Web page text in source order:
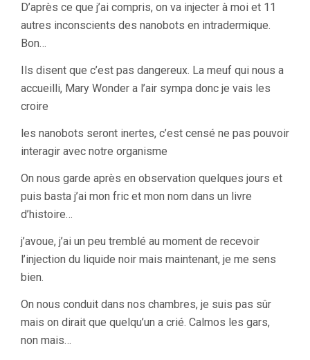
D’après ce que j’ai compris, on va injecter à moi et 11
autres inconscients des nanobots en intradermique.
Bon…
Ils disent que c’est pas dangereux. La meuf qui nous a
accueilli, Mary Wonder a l’air sympa donc je vais les
croire
les nanobots seront inertes, c’est censé ne pas pouvoir
interagir avec notre organisme
On nous garde après en observation quelques jours et
puis basta j’ai mon fric et mon nom dans un livre
d’histoire…
j’avoue, j’ai un peu tremblé au moment de recevoir
l’injection du liquide noir mais maintenant, je me sens
bien.
On nous conduit dans nos chambres, je suis pas sûr
mais on dirait que quelqu’un a crié. Calmos les gars,
non mais…